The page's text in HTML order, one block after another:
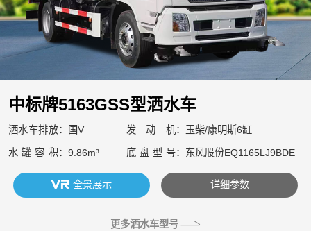
中标牌5163GSS型洒水车
洒水车排放 国V 发动机 玉柴/康明斯6缸
水罐容积 9.86m³ 底盘型号 东风股份EQ1165LJ9BDE
全景展示 详细参数
更多洒水车型号